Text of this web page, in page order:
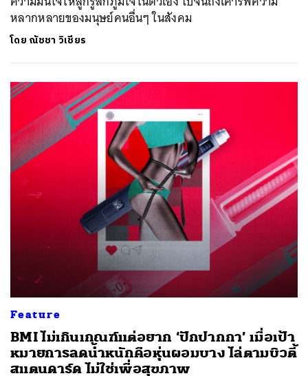
หลากหลายของมนุษย์คนอื่นๆ ในสังคม
โดย ณัชชา วิเชียร
Feature
BMI ไม่เกินเกณฑ์แต่อยาก ‘ปักปากกา’ เมื่อเป้า
หมายการลดน้ำหนักคือหุ่นผอมบาง ไล่ตามบิวตี้
สแตนดาร์ด ไม่ใช่เพื่อสุขภาพ